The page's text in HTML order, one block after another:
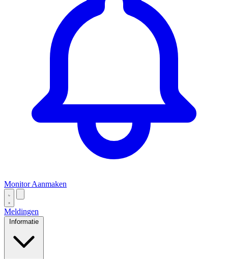
Monitor Aanmaken
Meldingen
Informatie